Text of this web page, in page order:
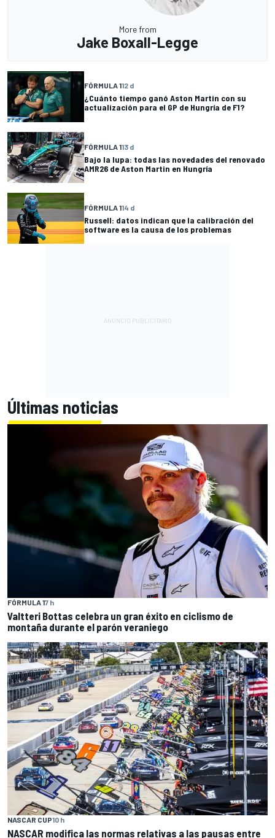
More from
Jake Boxall-Legge
FÓRMULA 112 d
¿Cuánto tiempo ganó Aston Martin con su
actualización para el GP de Hungría de F1?
FÓRMULA 113 d
Bajo la lupa: todas las novedades del renovado
AMR26 de Aston Martin en Hungría
FÓRMULA 114 d
Russell: datos indican que la calibración del
software es la causa de los problemas
Últimas noticias
FÓRMULA 17 h
Valtteri Bottas celebra un gran éxito en ciclismo de
montaña durante el parón veraniego
NASCAR CUP10 h
NASCAR modifica las normas relativas a las pausas entre